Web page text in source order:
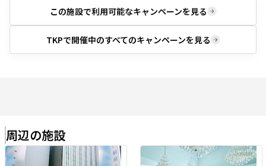
この施設で利用可能なキャンペーンを見る
TKPで開催中のすべてのキャンペーンを見る
周辺の施設